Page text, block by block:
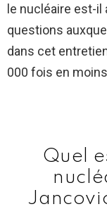
le nucléaire est-il
questions
dans cet
000 fois en
Quel